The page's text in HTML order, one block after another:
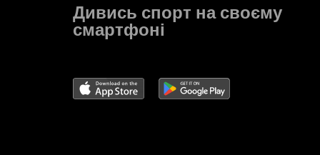
Дивись спорт на своєму
смартфоні